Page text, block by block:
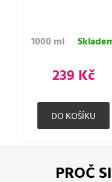
1000 ml
239 Kč
PROČ